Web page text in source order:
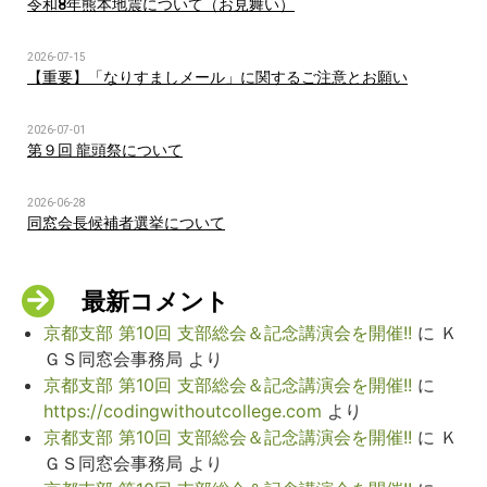
令和8年熊本地震について（お見舞い）
2026-07-15
【重要】「なりすましメール」に関するご注意とお願い
2026-07-01
第９回 龍頭祭について
2026-06-28
同窓会長候補者選挙について
最新コメント
京都支部 第10回 支部総会＆記念講演会を開催!! に Ｋ
ＧＳ同窓会事務局 より
京都支部 第10回 支部総会＆記念講演会を開催!! に
https://codingwithoutcollege.com より
京都支部 第10回 支部総会＆記念講演会を開催!! に Ｋ
ＧＳ同窓会事務局 より